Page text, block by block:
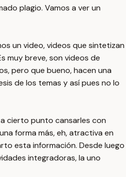
plagio. Vamos a ver un
un video, videos que sintetizan
muy breve, son videos de
pero que bueno, hacen una
de los temas y así pues no lo
cierto punto cansarles con
forma más, eh, atractiva en
esta información. Desde luego
integradoras, la uno